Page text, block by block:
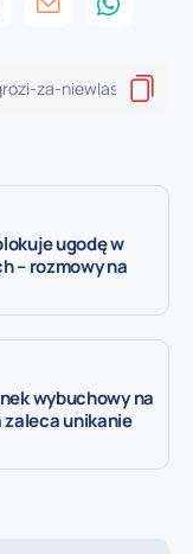
ugodę w
– rozmowy na
wybuchowy na
zaleca unikanie